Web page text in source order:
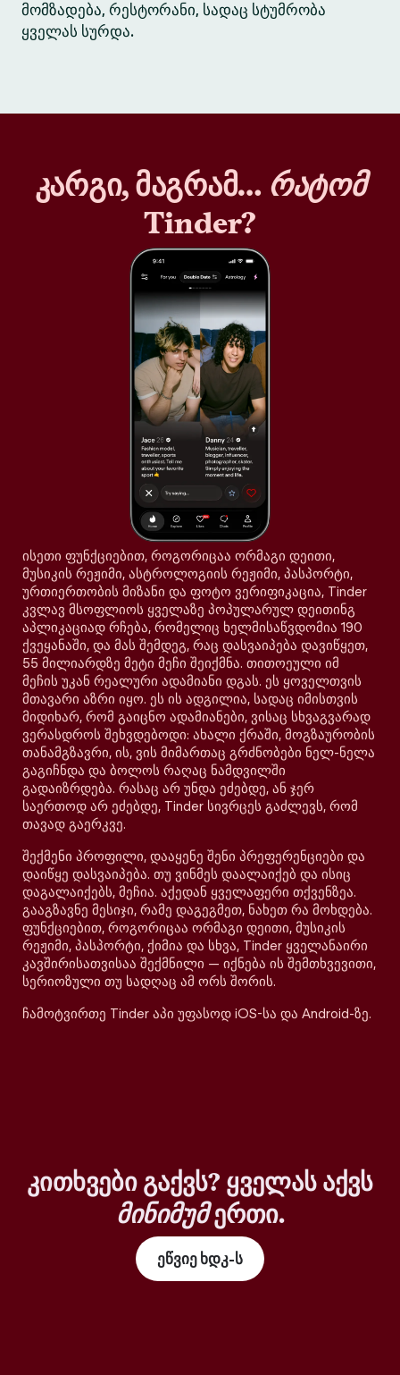
მომზადება, რესტორანი, სადაც სტუმრობა
ყველას სურდა.
კარგი, მაგრამ… რატომ
Tinder?
ისეთი ფუნქციებით, როგორიცაა ორმაგი დეითი,
მუსიკის რეჟიმი, ასტროლოგიის რეჟიმი, პასპორტი,
ურთიერთობის მიზანი და ფოტო ვერიფიკაცია, Tinder
კვლავ მსოფლიოს ყველაზე პოპულარულ დეითინგ
აპლიკაციად რჩება, რომელიც ხელმისაწვდომია 190
ქვეყანაში, და მას შემდეგ, რაც დასვაიპება დავიწყეთ,
55 მილიარდზე მეტი მეჩი შეიქმნა. თითოეული იმ
მეჩის უკან რეალური ადამიანი დგას. ეს ყოველთვის
მთავარი აზრი იყო. ეს ის ადგილია, სადაც იმისთვის
მიდიხარ, რომ გაიცნო ადამიანები, ვისაც სხვაგვარად
ვერასდროს შეხვდებოდი: ახალი ქრაში, მოგზაურობის
თანამგზავრი, ის, ვის მიმართაც გრძნობები ნელ-ნელა
გაგიჩნდა და ბოლოს რაღაც ნამდვილში
გადაიზრდება. რასაც არ უნდა ეძებდე, ან ჯერ
საერთოდ არ ეძებდე, Tinder სივრცეს გაძლევს, რომ
თავად გაერკვე.
შექმენი პროფილი, დააყენე შენი პრეფერენციები და
დაიწყე დასვაიპება. თუ ვინმეს დაალაიქებ და ისიც
დაგალაიქებს, მეჩია. აქედან ყველაფერი თქვენზეა.
გააგზავნე მესიჯი, რამე დაგეგმეთ, ნახეთ რა მოხდება.
ფუნქციებით, როგორიცაა ორმაგი დეითი, მუსიკის
რეჟიმი, პასპორტი, ქიმია და სხვა, Tinder ყველანაირი
კავშირისათვისაა შექმნილი — იქნება ის შემთხვევითი,
სერიოზული თუ სადღაც ამ ორს შორის.
ჩამოტვირთე Tinder აპი უფასოდ iOS-სა და Android-ზე.
კითხვები გაქვს? ყველას აქვს
მინიმუმერთი.
ეწვიე ხდკ-ს